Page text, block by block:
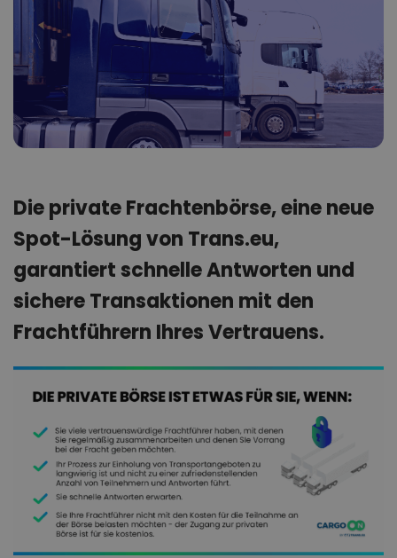
Die private Frachtenbörse, eine neue
Spot-Lösung von Trans.eu,
garantiert schnelle Antworten und
sichere Transaktionen mit den
Frachtführern Ihres Vertrauens.